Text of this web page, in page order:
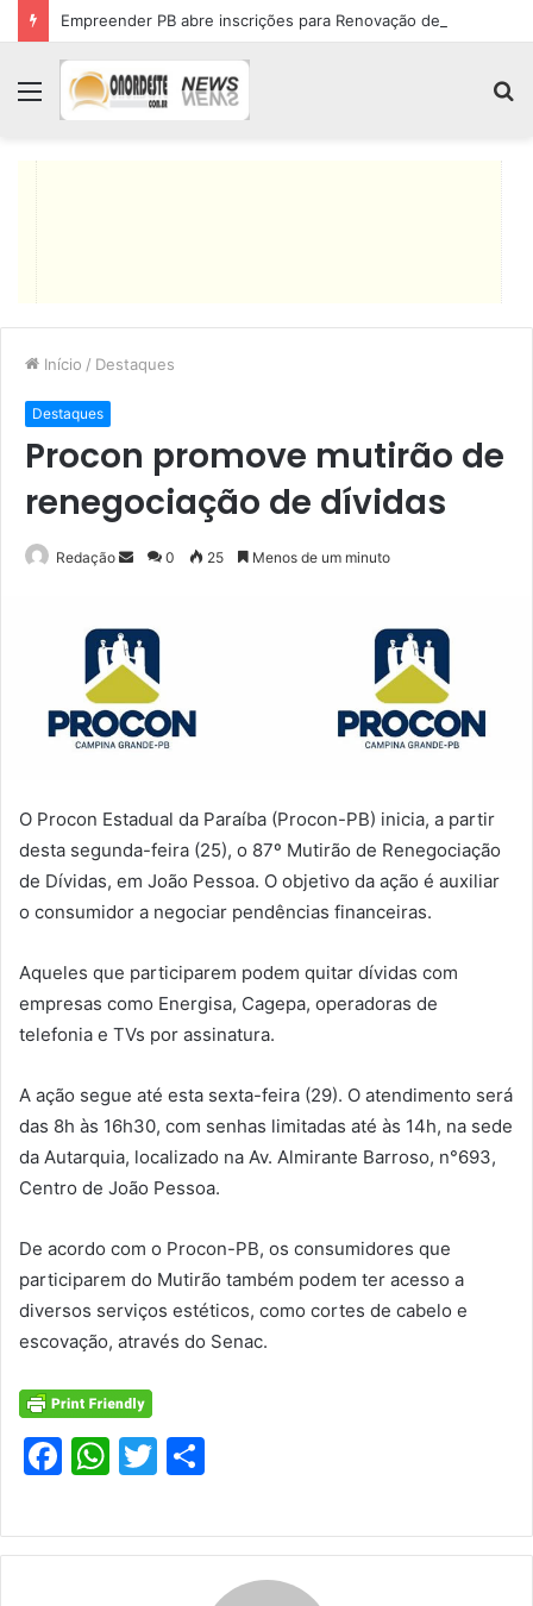
Menu
Início / Destaques
Destaques
Procon promove mutirão de
renegociação de dívidas
Redação
Mande
mail
0 25 Menos de um minuto
O Procon Estadual da Paraíba (Procon-PB) inicia, a partir
desta segunda-feira (25), o 87º Mutirão de Renegociação
de Dívidas, em João Pessoa. O objetivo da ação é auxiliar
o consumidor a negociar pendências financeiras.
Aqueles que participarem podem quitar dívidas com
empresas como Energisa, Cagepa, operadoras de
telefonia e TVs por assinatura.
A ação segue até esta sexta-feira (29). O atendimento será
das 8h às 16h30, com senhas limitadas até às 14h, na sede
da Autarquia, localizado na Av. Almirante Barroso, n°693,
Centro de João Pessoa.
De acordo com o Procon-PB, os consumidores que
participarem do Mutirão também podem ter acesso a
diversos serviços estéticos, como cortes de cabelo e
escovação, através do Senac.
F
c
e
W
at
s
T
itt
er
ar
e